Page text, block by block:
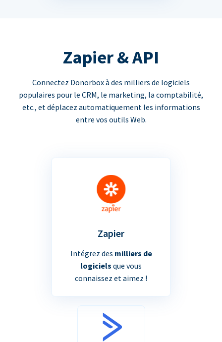
Zapier & API
Connectez Donorbox à des milliers de logiciels
populaires pour le CRM, le marketing, la comptabilité,
etc., et déplacez automatiquement les informations
entre vos outils Web.
Zapier
Intégrez des milliers de
logiciels que vous
connaissez et aimez !